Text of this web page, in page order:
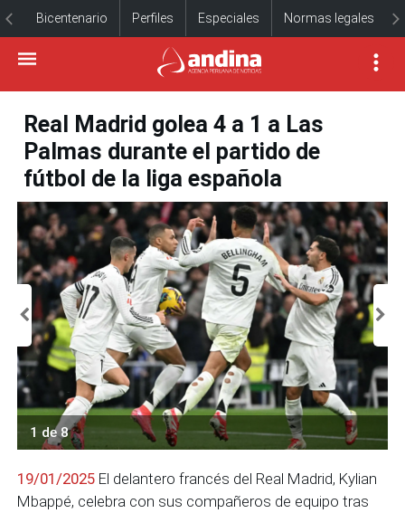
Bicentenario Perfiles Especiales Normas legales
Real Madrid golea 4 a 1 a Las
Palmas durante el partido de
fútbol de la liga española
1 de 8
19/01/2025 El delantero francés del Real Madrid, Kylian
Mbappé, celebra con sus compañeros de equipo tras